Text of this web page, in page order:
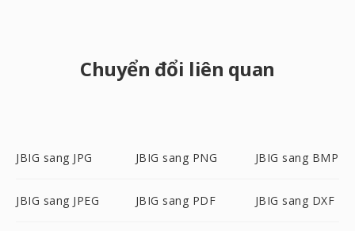
Chuyển đổi liên quan
JBIG sang JPG JBIG sang PNG JBIG sang BMP
JBIG sang JPEG JBIG sang PDF JBIG sang DXF